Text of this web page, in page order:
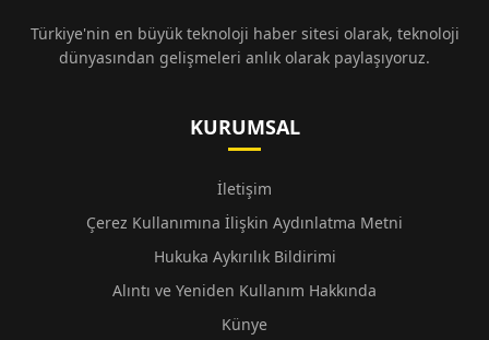
Türkiye'nin en büyük teknoloji haber sitesi olarak, teknoloji
dünyasından gelişmeleri anlık olarak paylaşıyoruz.
KURUMSAL
İletişim
Çerez Kullanımına İlişkin Aydınlatma Metni
Hukuka Aykırılık Bildirimi
Alıntı ve Yeniden Kullanım Hakkında
Künye